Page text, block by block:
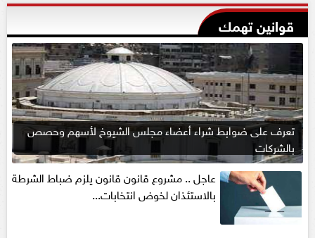
قوانين تهمك
تعرف على ضوابط شراء أعضاء مجلس الشيوخ لأسهم وحصص
بالشركات
عاجل .. مشروع قانون قانون يلزم ضباط الشرطة
بالاستئذان لخوض انتخابات...